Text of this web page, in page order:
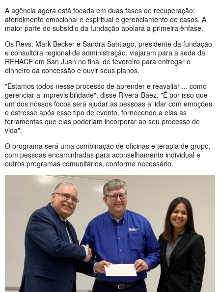
A agência agora está focada em duas fases de recuperação:
atendimento emocional e espiritual e gerenciamento de casos. A
maior parte do subsídio da fundação apoiará a primeira ênfase.
Os Revs. Mark Becker e Sandra Santiago, presidente da fundação
e consultora regional de administração, viajaram para a sede da
REHACE em San Juan no final de fevereiro para entregar o
dinheiro da concessão e ouvir seus planos.
"Estamos todos nesse processo de aprender e reavaliar ... como
gerenciar a imprevisibilidade", disse Rivera-Báez. "É por isso que
um dos nossos focos será ajudar as pessoas a lidar com emoções
e estresse após esse tipo de evento, fornecendo a elas as
ferramentas que elas poderiam incorporar ao seu processo de
vida".
O programa será uma combinação de oficinas e terapia de grupo,
com pessoas encaminhadas para aconselhamento individual e
outros programas comunitários, conforme necessário.